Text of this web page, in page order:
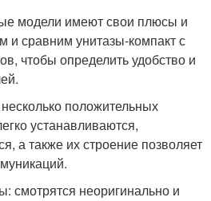
модели имеют свои плюсы и
сравним унитазы-компакт с
чтобы определить удобство и
положительных
устанавливаются,
а также их строение позволяет
смотрятся неоригинально и